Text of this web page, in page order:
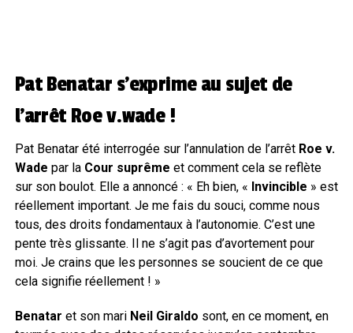
Pat Benatar s’exprime au sujet de
l’arrêt Roe v.wade !
Pat Benatar été interrogée sur l’annulation de l’arrêt Roe v.
Wade par la Cour suprême et comment cela se reflète
sur son boulot. Elle a annoncé : « Eh bien, « Invincible » est
réellement important. Je me fais du souci, comme nous
tous, des droits fondamentaux à l’autonomie. C’est une
pente très glissante. Il ne s’agit pas d’avortement pour
moi. Je crains que les personnes se soucient de ce que
cela signifie réellement ! »
Benatar et son mari Neil Giraldo sont, en ce moment, en